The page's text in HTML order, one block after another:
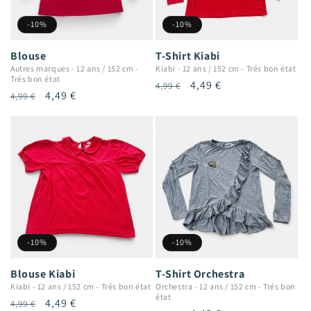
-10%
Blouse
Autres marques - 12 ans / 152 cm -
Trés bon état
Prix
4,99 €
Prix
4,49 €
-10%
T-Shirt Kiabi
Kiabi - 12 ans / 152 cm - Trés bon état
Prix
4,99 €
Prix
4,49 €
-10%
Blouse Kiabi
Kiabi - 12 ans / 152 cm - Trés bon état
Prix
4,99 €
Prix
4,49 €
-10%
T-Shirt Orchestra
Orchestra - 12 ans / 152 cm -Trés bon
état